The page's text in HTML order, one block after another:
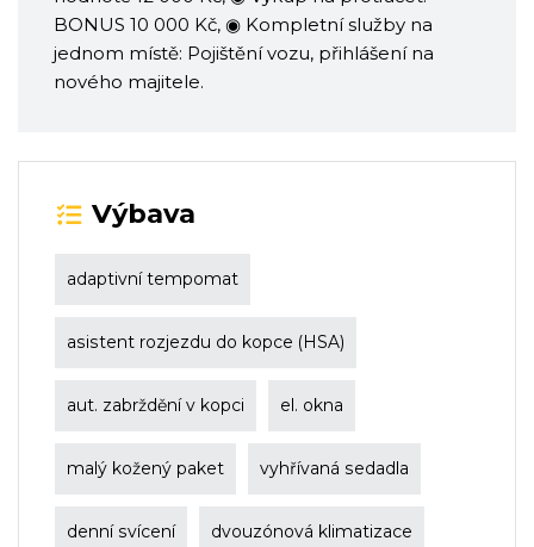
BONUS 10 000 Kč, ◉ Kompletní služby na
jednom místě: Pojištění vozu, přihlášení na
nového majitele.
Výbava
adaptivní tempomat
asistent rozjezdu do kopce (HSA)
aut. zabrždění v kopci el. okna
malý kožený paket vyhřívaná sedadla
denní svícení dvouzónová klimatizace